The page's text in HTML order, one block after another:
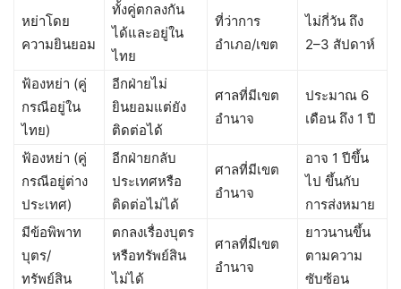
หย่าโดย
ความยินยอม
ทั้งคู่ตกลงกัน
ได้และอยู่ใน
ไทย
ที่ว่าการ
อำเภอ/เขต
ไม่กี่วัน ถึง
2–3 สัปดาห์
ฟ้องหย่า (คู่
กรณีอยู่ใน
ไทย)
อีกฝ่ายไม่
ยินยอมแต่ยัง
ติดต่อได้
ศาลที่มีเขต
อำนาจ
ประมาณ 6
เดือน ถึง 1 ปี
ฟ้องหย่า (คู่
กรณีอยู่ต่าง
ประเทศ)
อีกฝ่ายกลับ
ประเทศหรือ
ติดต่อไม่ได้
ศาลที่มีเขต
อำนาจ
อาจ 1 ปีขึ้น
ไป ขึ้นกับ
การส่งหมาย
มีข้อพิพาท
บุตร/
ทรัพย์สิน
ตกลงเรื่องบุตร
หรือทรัพย์สิน
ไม่ได้
ศาลที่มีเขต
อำนาจ
ยาวนานขึ้น
ตามความ
ซับซ้อน